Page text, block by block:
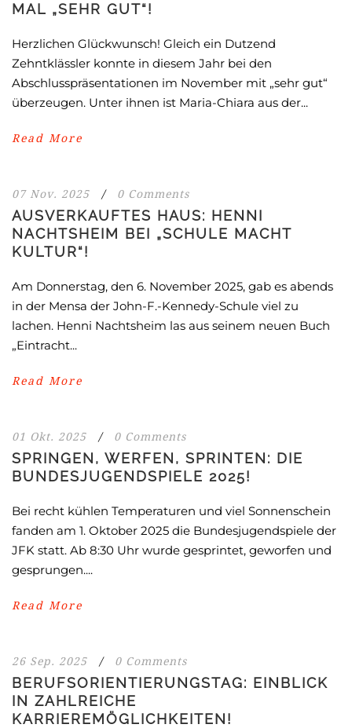
MAL „SEHR GUT“!
Herzlichen Glückwunsch! Gleich ein Dutzend
Zehntklässler konnte in diesem Jahr bei den
Abschlusspräsentationen im November mit „sehr gut“
überzeugen. Unter ihnen ist Maria-Chiara aus der...
Read More
07 Nov. 2025 / 0 Comments
AUSVERKAUFTES HAUS: HENNI
NACHTSHEIM BEI „SCHULE MACHT
KULTUR“!
Am Donnerstag, den 6. November 2025, gab es abends
in der Mensa der John-F.-Kennedy-Schule viel zu
lachen. Henni Nachtsheim las aus seinem neuen Buch
„Eintracht...
Read More
01 Okt. 2025 / 0 Comments
SPRINGEN, WERFEN, SPRINTEN: DIE
BUNDESJUGENDSPIELE 2025!
Bei recht kühlen Temperaturen und viel Sonnenschein
fanden am 1. Oktober 2025 die Bundesjugendspiele der
JFK statt. Ab 8:30 Uhr wurde gesprintet, geworfen und
gesprungen....
Read More
26 Sep. 2025 / 0 Comments
BERUFSORIENTIERUNGSTAG: EINBLICK
IN ZAHLREICHE
KARRIEREMÖGLICHKEITEN!